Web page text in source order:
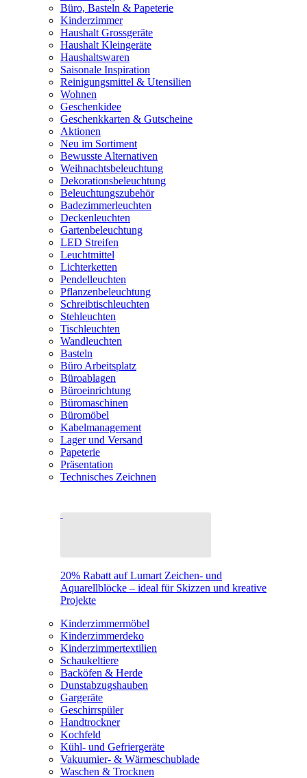
Büro, Basteln & Papeterie
Kinderzimmer
Haushalt Grossgeräte
Haushalt Kleingeräte
Haushaltswaren
Saisonale Inspiration
Reinigungsmittel & Utensilien
Wohnen
Geschenkidee
Geschenkkarten & Gutscheine
Aktionen
Neu im Sortiment
Bewusste Alternativen
Weihnachtsbeleuchtung
Dekorationsbeleuchtung
Beleuchtungszubehör
Badezimmerleuchten
Deckenleuchten
Gartenbeleuchtung
LED Streifen
Leuchtmittel
Lichterketten
Pendelleuchten
Pflanzenbeleuchtung
Schreibtischleuchten
Stehleuchten
Tischleuchten
Wandleuchten
Basteln
Büro Arbeitsplatz
Büroablagen
Büroeinrichtung
Büromaschinen
Büromöbel
Kabelmanagement
Lager und Versand
Papeterie
Präsentation
Technisches Zeichnen
20% Rabatt auf Lumart Zeichen- und
Aquarellblöcke – ideal für Skizzen und kreative
Projekte
Kinderzimmermöbel
Kinderzimmerdeko
Kinderzimmertextilien
Schaukeltiere
Backöfen & Herde
Dunstabzugshauben
Gargeräte
Geschirrspüler
Handtrockner
Kochfeld
Kühl- und Gefriergeräte
Vakuumier- & Wärmeschublade
Waschen & Trocknen